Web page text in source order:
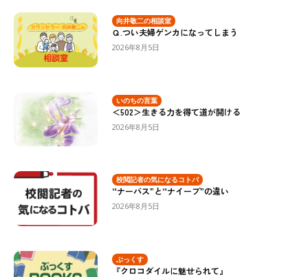
向井敬二の相談室
Ｑ.つい夫婦ゲンカになってしまう
2026年8月5日
いのちの言葉
＜502＞生きる力を得て道が開ける
2026年8月5日
校閲記者の気になるコトバ
“ナーバス”と“ナイーブ”の違い
2026年8月5日
ぶっくす
『クロコダイルに魅せられて』